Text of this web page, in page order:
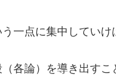
一点に集中していけ
各論）を導き出すこ